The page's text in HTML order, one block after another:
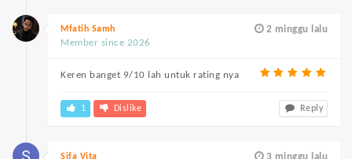
2 minggu lalu
Mfatih Samh
Member since 2026
Keren banget 9/10 lah untuk rating nya
1 Dislike Reply
Sifa Vita